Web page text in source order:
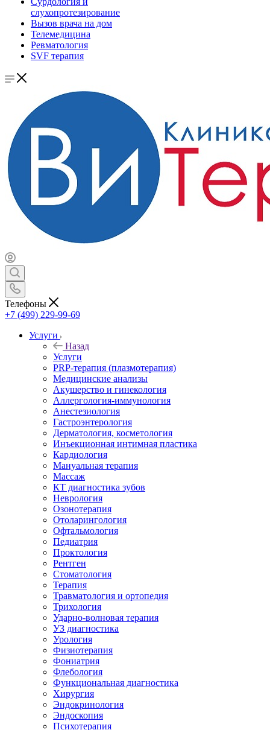
слухопротезирование
Вызов врача на дом
Телемедицина
Ревматология
SVF терапия
Телефоны
+7 (499) 229-99-69
Услуги
Назад
Услуги
PRP-терапия (плазмотерапия)
Медицинские анализы
Акушерство и гинекология
Аллергология-иммунология
Анестезиология
Гастроэнтерология
Дерматология, косметология
Инъекционная интимная пластика
Кардиология
Мануальная терапия
Массаж
КТ диагностика зубов
Неврология
Озонотерапия
Отоларингология
Офтальмология
Педиатрия
Проктология
Рентген
Стоматология
Терапия
Травматология и ортопедия
Трихология
Ударно-волновая терапия
УЗ диагностика
Урология
Физиотерапия
Фониатрия
Флебология
Функциональная диагностика
Хирургия
Эндокринология
Эндоскопия
Психотерапия